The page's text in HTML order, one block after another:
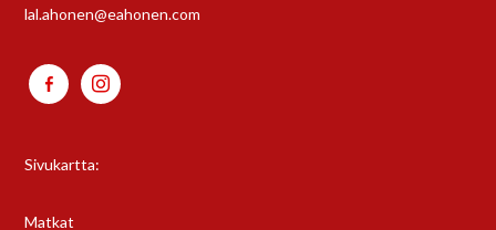
lal.ahonen@eahonen.com
Sivukartta:
Matkat